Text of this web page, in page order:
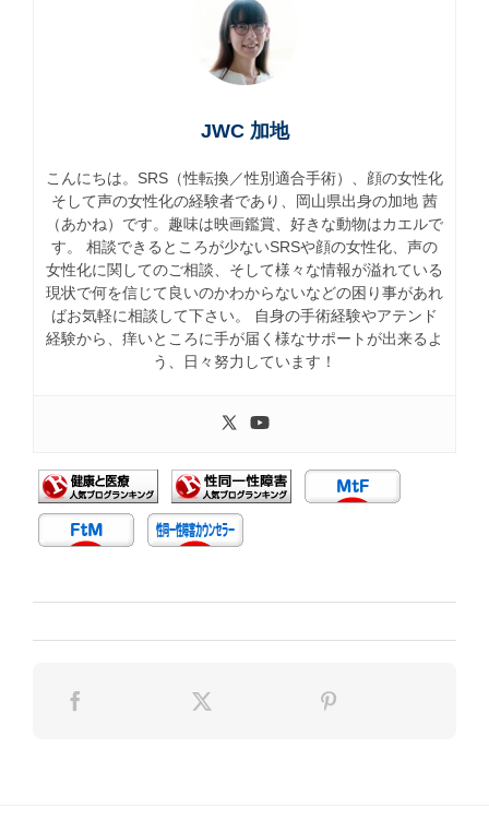
JWC 加地
こんにちは。SRS（性転換／性別適合手術）、顔の女性化
そして声の女性化の経験者であり、岡山県出身の加地 茜
（あかね）です。趣味は映画鑑賞、好きな動物はカエルで
す。 相談できるところが少ないSRSや顔の女性化、声の
女性化に関してのご相談、そして様々な情報が溢れている
現状で何を信じて良いのかわからないなどの困り事があれ
ばお気軽に相談して下さい。 自身の手術経験やアテンド
経験から、痒いところに手が届く様なサポートが出来るよ
う、日々努力しています！